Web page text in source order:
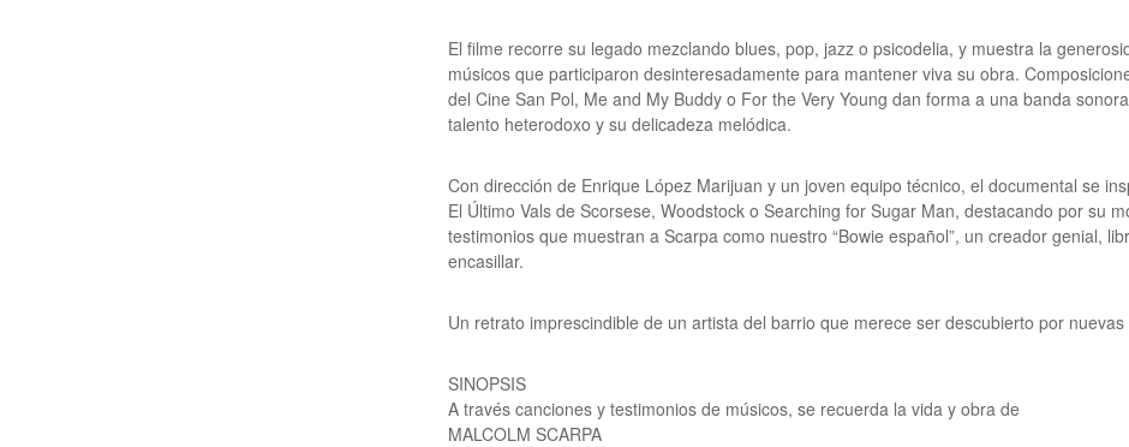
El filme recorre su legado mezclando blues, pop, jazz o psicodelia, y muestra la
músicos que participaron desinteresadamente para mantener viva su obra.
del Cine San Pol, Me and My Buddy o For the Very Young dan forma a una banda
talento heterodoxo y su delicadeza melódica.
Con dirección de Enrique López Marijuan y un joven equipo técnico, el documental se
El Último Vals de Scorsese, Woodstock o Searching for Sugar Man, destacando por su
testimonios que muestran a Scarpa como nuestro “Bowie español”, un creador genial,
encasillar.
Un retrato imprescindible de un artista del barrio que merece ser descubierto por
SINOPSIS
A través canciones y testimonios de músicos, se recuerda la vida y obra de
MALCOLM SCARPA